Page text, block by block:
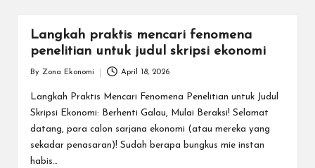
Langkah praktis mencari fenomena
penelitian untuk judul skripsi ekonomi
by
By Zona Ekonomi April 18, 2026
Langkah Praktis Mencari Fenomena Penelitian untuk Judul
Skripsi Ekonomi: Berhenti Galau, Mulai Beraksi! Selamat
datang, para calon sarjana ekonomi (atau mereka yang
sekadar penasaran)! Sudah berapa bungkus mie instan
habis…